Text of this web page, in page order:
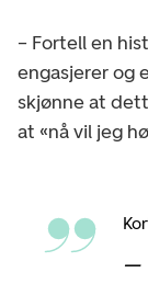
– Fortell en
engasjerer og
skjønne at
at «nå vil jeg